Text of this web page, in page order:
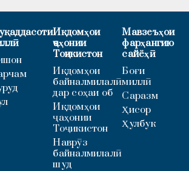
Иқдомҳои
ҷаҳонии
Тоҷикистон
Иқдомҳои
байналмилалӣ
дар соҳаи об
Иқдомҳои
ҷаҳонии
Тоҷикистон
Наврӯз
байналмилалӣ
шуд
Мавзеъҳои
фарҳангию
сайёҳӣ
Боғи
миллӣ
Саразм
Ҳисор
Ҳулбук